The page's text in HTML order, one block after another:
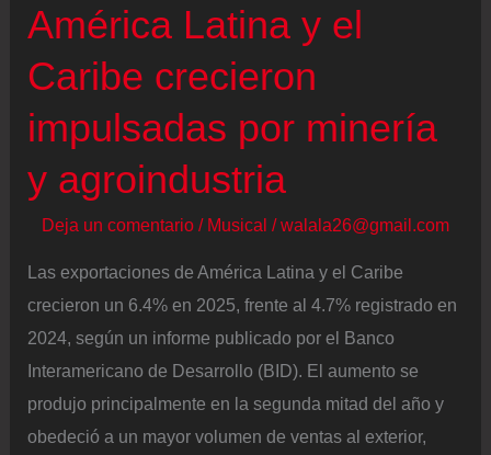
América Latina y el
Caribe crecieron
impulsadas por minería
y agroindustria
Deja un comentario / Musical /walala26@gmail.com
Las exportaciones de América Latina y el Caribe
crecieron un 6.4% en 2025, frente al 4.7% registrado en
2024, según un informe publicado por el Banco
Interamericano de Desarrollo (BID). El aumento se
produjo principalmente en la segunda mitad del año y
obedeció a un mayor volumen de ventas al exterior,